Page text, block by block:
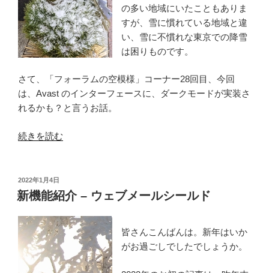
の多い地域にいたこともありま
すが、雪に慣れている地域と違
い、雪に不慣れな東京での降雪
は困りものです。
さて、「フォーラムの空模様」コーナー28回目、今回
は、Avast のインターフェースに、ダークモードが実装さ
れるかも？と言うお話。
“フ
ラ
ム
空
模
様
続きを読む
投
稿
日:
2022年1月4日
新機能紹介 – ウェブメールシールド
皆さんこんばんは。新年はいか
がお過ごしでしたでしょうか。